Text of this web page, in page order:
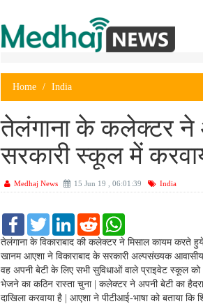
Home India
तेलंगाना के कलेक्टर ने
सरकारी स्कूल में
Medhaj News 15 Jun 19 , 06:01:39 India
F
c
e
b
o
o
k
T
i
t
t
e
r
L
n
k
d
I
n
R
d
d
i
t
a
t
A
p
p
तेलंगाना के विकाराबाद की कलेक्टर ने मिसाल कायम करते
खानम आएशा ने विकाराबाद के सरकारी अल्पसंख्यक
वह अपनी बेटी के लिए सभी सुविधाओं वाले प्राइवेट स्कूल
भेजने का कठिन रास्ता चुना | कलेक्टर ने अपनी बेटी का
दाखिला करवाया है | आएशा ने पीटीआई-भाषा को बताया